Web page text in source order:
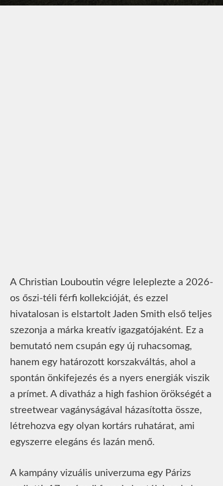
A Christian Louboutin végre leleplezte a 2026-
os őszi-téli férfi kollekcióját, és ezzel
hivatalosan is elstartolt Jaden Smith első teljes
szezonja a márka kreatív igazgatójaként. Ez a
bemutató nem csupán egy új ruhacsomag,
hanem egy határozott korszakváltás, ahol a
spontán önkifejezés és a nyers energiák viszik
a prímet. A divatház a high fashion örökségét a
streetwear vagányságával házasította össze,
létrehozva egy olyan kortárs ruhatárat, ami
egyszerre elegáns és lazán menő.
A kampány vizuális univerzuma egy Párizs